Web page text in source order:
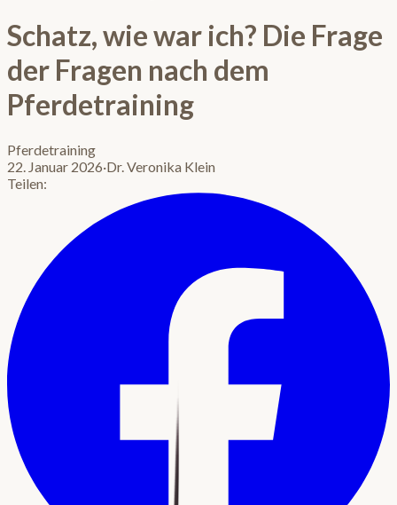
Schatz, wie war ich? Die Frage
der Fragen nach dem
Pferdetraining
Pferdetraining
22. Januar 2026·Dr. Veronika Klein
Teilen: